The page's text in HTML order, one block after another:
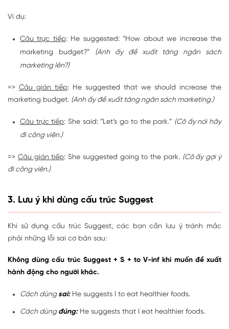
Ví dụ:
Câu trực tiếp: He suggested: “How about we increase the
marketing budget?” (Anh ấy đề xuất tăng ngân sách
marketing lên?)
=> Câu gián tiếp: He suggested that we should increase the
marketing budget. (Anh ấy đề xuất tăng ngân sách marketing.)
Câu trực tiếp: She said: “Let’s go to the park.” (Cô ấy nói hãy
đi công viên.)
=> Câu gián tiếp: She suggested going to the park. (Cô ấy gợi ý
đi công viên.)
3. Lưu ý khi dùng cấu trúc Suggest
Khi sử dụng cấu trúc Suggest, các bạn cần lưu ý tránh mắc
phải những lỗi sai cơ bản sau:
Không dùng cấu trúc Suggest + S + to V-inf khi muốn đề xuất
hành động cho người khác.
Cách dùng sai: He suggests I to eat healthier foods.
Cách dùng đúng:He suggests that I eat healthier foods.